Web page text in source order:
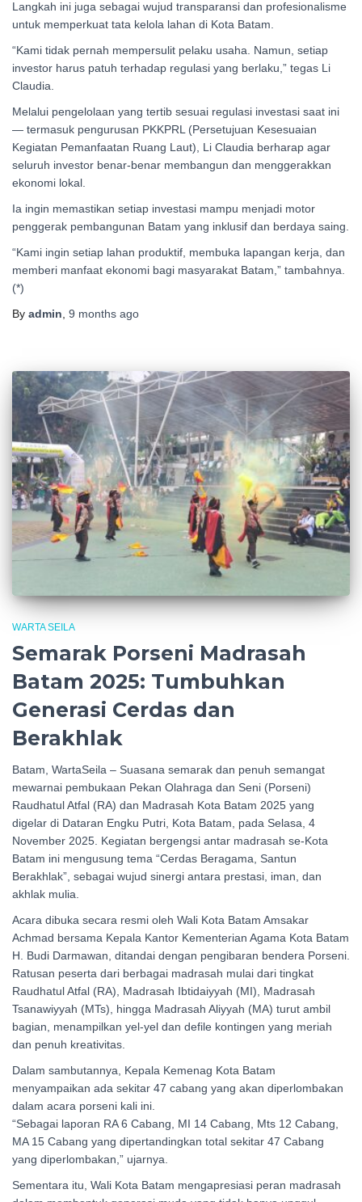
Langkah ini juga sebagai wujud transparansi dan profesionalisme
untuk memperkuat tata kelola lahan di Kota Batam.
“Kami tidak pernah mempersulit pelaku usaha. Namun, setiap
investor harus patuh terhadap regulasi yang berlaku,” tegas Li
Claudia.
Melalui pengelolaan yang tertib sesuai regulasi investasi saat ini
— termasuk pengurusan PKKPRL (Persetujuan Kesesuaian
Kegiatan Pemanfaatan Ruang Laut), Li Claudia berharap agar
seluruh investor benar-benar membangun dan menggerakkan
ekonomi lokal.
Ia ingin memastikan setiap investasi mampu menjadi motor
penggerak pembangunan Batam yang inklusif dan berdaya saing.
“Kami ingin setiap lahan produktif, membuka lapangan kerja, dan
memberi manfaat ekonomi bagi masyarakat Batam,” tambahnya.
(*)
By admin 9 months ago
WARTA SEILA
Semarak Porseni Madrasah
Batam 2025: Tumbuhkan
Generasi Cerdas dan
Berakhlak
Batam, WartaSeila – Suasana semarak dan penuh semangat
mewarnai pembukaan Pekan Olahraga dan Seni (Porseni)
Raudhatul Atfal (RA) dan Madrasah Kota Batam 2025 yang
digelar di Dataran Engku Putri, Kota Batam, pada Selasa, 4
November 2025. Kegiatan bergengsi antar madrasah se-Kota
Batam ini mengusung tema “Cerdas Beragama, Santun
Berakhlak”, sebagai wujud sinergi antara prestasi, iman, dan
akhlak mulia.
Acara dibuka secara resmi oleh Wali Kota Batam Amsakar
Achmad bersama Kepala Kantor Kementerian Agama Kota Batam
H. Budi Darmawan, ditandai dengan pengibaran bendera Porseni.
Ratusan peserta dari berbagai madrasah mulai dari tingkat
Raudhatul Atfal (RA), Madrasah Ibtidaiyyah (MI), Madrasah
Tsanawiyyah (MTs), hingga Madrasah Aliyyah (MA) turut ambil
bagian, menampilkan yel-yel dan defile kontingen yang meriah
dan penuh kreativitas.
Dalam sambutannya, Kepala Kemenag Kota Batam
menyampaikan ada sekitar 47 cabang yang akan diperlombakan
dalam acara porseni kali ini.
“Sebagai laporan RA 6 Cabang, MI 14 Cabang, Mts 12 Cabang,
MA 15 Cabang yang dipertandingkan total sekitar 47 Cabang
yang diperlombakan,” ujarnya.
Sementara itu, Wali Kota Batam mengapresiasi peran madrasah